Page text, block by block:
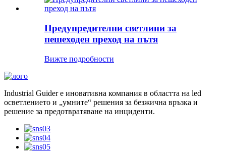
Предупредителни светлини за
пешеходен преход на пътя
Вижте подробности
Industrial Guider е иновативна компания в областта на led
осветлението и „умните“ решения за безжична връзка и
решение за предотвратяване на инциденти.